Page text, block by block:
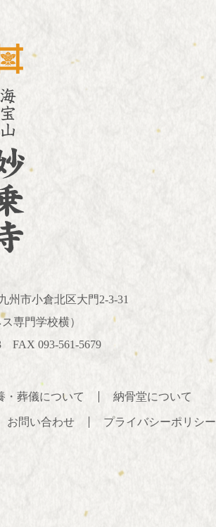
州市小倉北区大門2-3-31
専門学校横）
FAX 093-561-5679
・葬儀について 納骨堂について
お問い合わせ プライバシーポリシー